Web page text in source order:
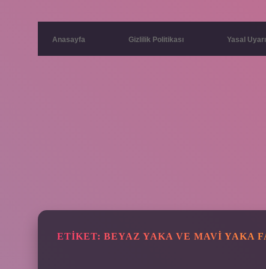
Anasayfa Gizlilik Politikası Yasal Uyarı
ETIKET: BEYAZ YAKA VE MAVI YAKA